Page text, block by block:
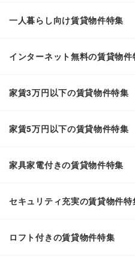
一人暮らし向け賃貸物件特集
インターネット無料の賃貸物件
家賃3万円以下の賃貸物件特集
家賃5万円以下の賃貸物件特集
家具家電付きの賃貸物件特集
セキュリティ充実の賃貸物件特
ロフト付きの賃貸物件特集